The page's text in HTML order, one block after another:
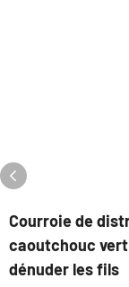
Courroie de
caoutchouc
dénuder les fils